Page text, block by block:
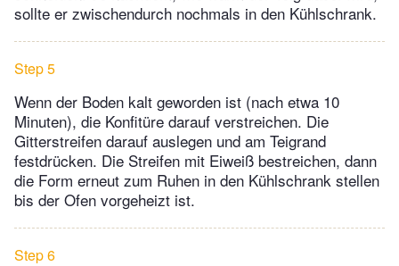
sollte er zwischendurch nochmals in den Kühlschrank.
Step 5
Wenn der Boden kalt geworden ist (nach etwa 10
Minuten), die Konfitüre darauf verstreichen. Die
Gitterstreifen darauf auslegen und am Teigrand
festdrücken. Die Streifen mit Eiweiß bestreichen, dann
die Form erneut zum Ruhen in den Kühlschrank stellen
bis der Ofen vorgeheizt ist.
Step 6